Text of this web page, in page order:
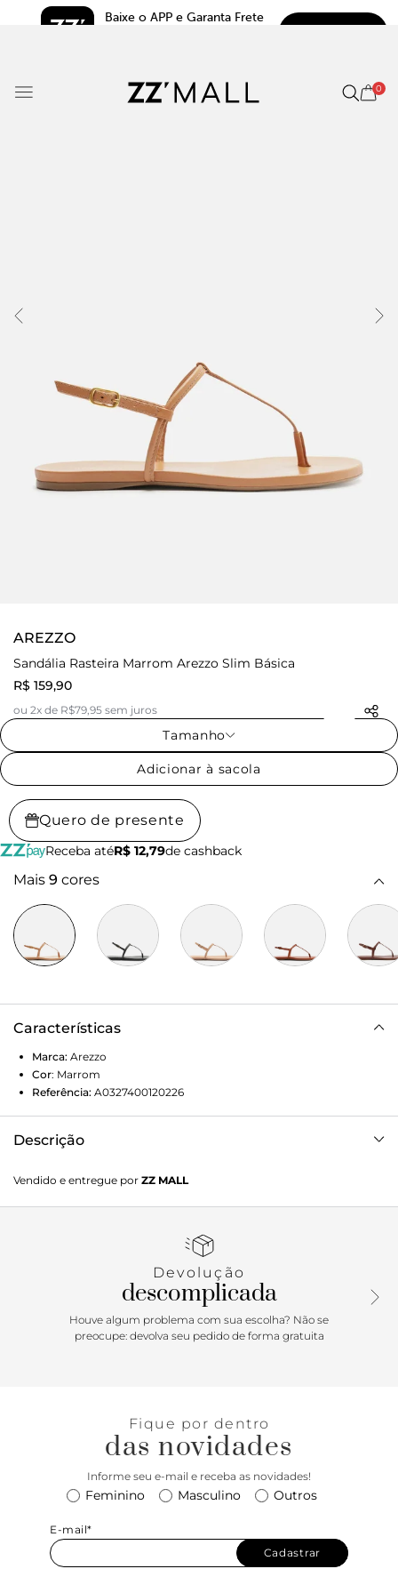
Baixe o APP e Garanta Frete
0
AREZZO
Sandália Rasteira Marrom Arezzo Slim Básica
R$ 159,90
ou 2x de R$79,95 sem juros
Tamanho
Adicionar à sacola
Quero de presente
Receba atéR$ 12,79de cashback
Mais 9 cores
Características
Marca: Arezzo
Cor: Marrom
Referência: A0327400120226
Descrição
flat e formato arredondado na ponta. Traz tira fina que
passa entre os dedos, conectada a mais uma tira fina na
com fecho em fivela metálica lateral. Com palmilha da cor
sandália exibe todo o pé.
Vendido e entregue por ZZ MALL
Devolução
descomplicada
Houve algum problema com sua escolha? Não se
preocupe: devolva seu pedido de forma gratuita
Fique por dentro
das novidades
Informe seu e-mail e receba as novidades!
Feminino Masculino Outros
E-mail*
Cadastrar